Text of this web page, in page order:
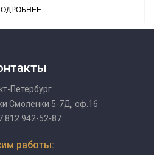
Петербург
Смоленки 5-7Д, оф.16
812 942-52-87
работы: